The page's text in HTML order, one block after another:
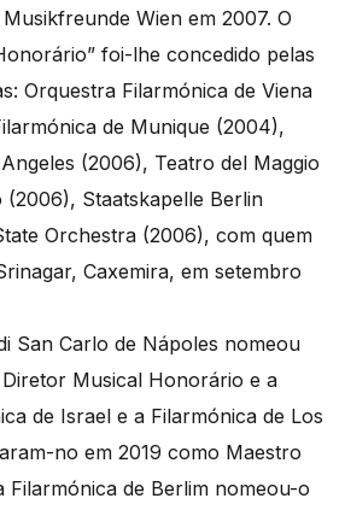
Wien em 2007. O
foi-lhe concedido pelas
Orquestra Filarmónica de Viena
de Munique (2004),
(2006), Teatro del Maggio
(2006), Staatskapelle Berlin
Orchestra (2006), com quem
Caxemira, em setembro
San Carlo de Nápoles nomeou
Musical Honorário e a
de Israel e a Filarmónica de Los
no em 2019 como Maestro
Filarmónica de Berlim nomeou-o